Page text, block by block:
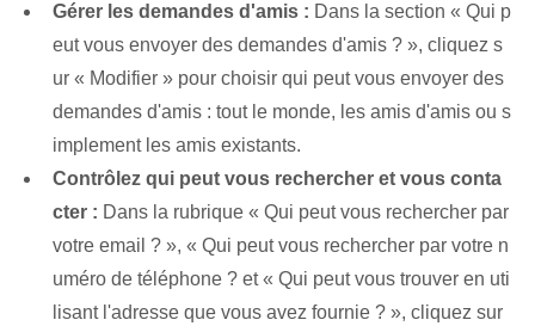
Gérer les demandes d'amis : Dans la section « Qui p
eut vous envoyer des demandes d'amis ? », cliquez s
ur « Modifier » pour choisir qui peut vous envoyer des
demandes d'amis : tout le monde, les amis d'amis ou s
implement les amis existants.
Contrôlez qui peut vous rechercher et vous conta
cter : Dans la rubrique « Qui peut vous rechercher par
votre email ? », « Qui peut vous rechercher par votre n
uméro de téléphone ? et « Qui peut vous trouver en uti
lisant l'adresse que vous avez fournie ? », cliquez sur